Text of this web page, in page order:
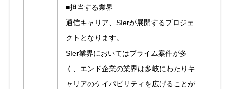
■担当する業界
通信キャリア、SIerが展開するプロジェ
クトとなります。
SIer業界においてはプライム案件が多
く、エンド企業の業界は多岐にわたりキ
ャリアのケイパビリティを広げることが